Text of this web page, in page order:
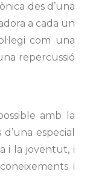
des d’una
a cada un
com una
repercussió
amb la
especial
i la joventut, i
i